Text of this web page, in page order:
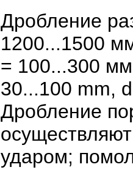
Дробление
1200...1500
= 100...300
30...100 mm,
Дробление
ударом;